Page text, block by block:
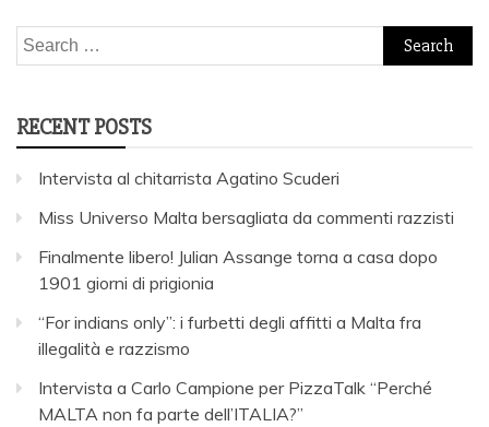
Search
for:
RECENT POSTS
Intervista al chitarrista Agatino Scuderi
Miss Universo Malta bersagliata da commenti razzisti
Finalmente libero! Julian Assange torna a casa dopo
1901 giorni di prigionia
“For indians only”: i furbetti degli affitti a Malta fra
illegalità e razzismo
Intervista a Carlo Campione per PizzaTalk “Perché
MALTA non fa parte dell’ITALIA?”